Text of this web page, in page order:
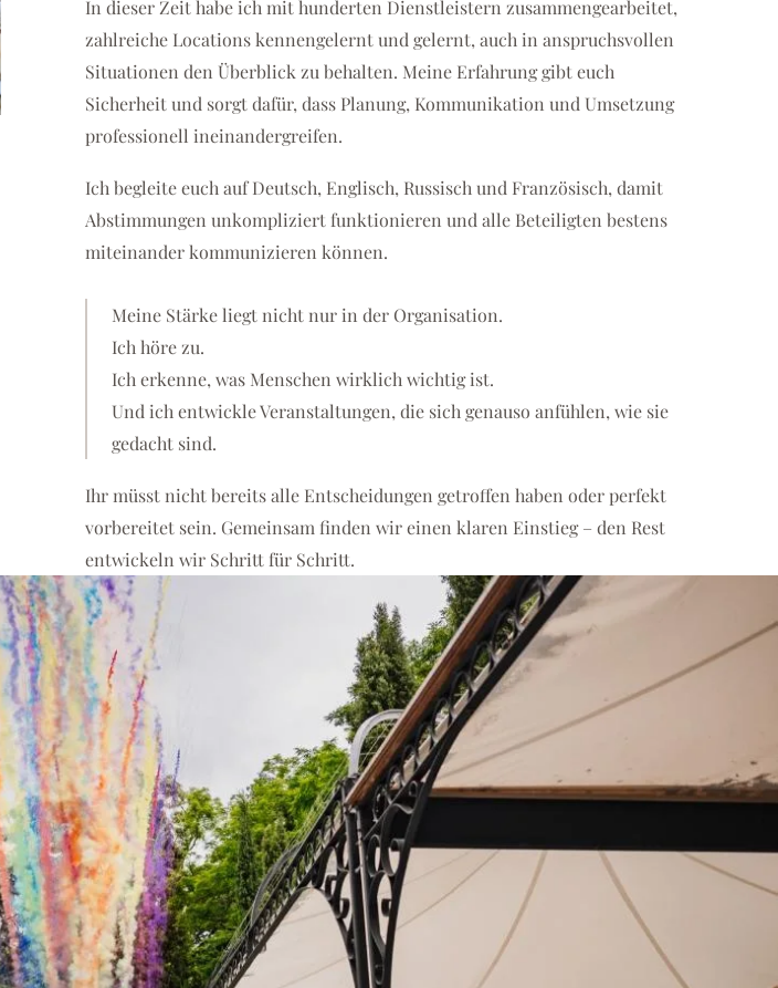
In dieser Zeit habe ich mit hunderten Dienstleistern zusammengearbeitet,
zahlreiche Locations kennengelernt und gelernt, auch in anspruchsvollen
Situationen den Überblick zu behalten. Meine Erfahrung gibt euch
Sicherheit und sorgt dafür, dass Planung, Kommunikation und Umsetzung
professionell ineinandergreifen.
Ich begleite euch auf Deutsch, Englisch, Russisch und Französisch, damit
Abstimmungen unkompliziert funktionieren und alle Beteiligten bestens
miteinander kommunizieren können.
Meine Stärke liegt nicht nur in der Organisation.
Ich höre zu.
Ich erkenne, was Menschen wirklich wichtig ist.
Und ich entwickle Veranstaltungen, die sich genauso anfühlen, wie sie
gedacht sind.
Ihr müsst nicht bereits alle Entscheidungen getroffen haben oder perfekt
vorbereitet sein. Gemeinsam finden wir einen klaren Einstieg – den Rest
entwickeln wir Schritt für Schritt.